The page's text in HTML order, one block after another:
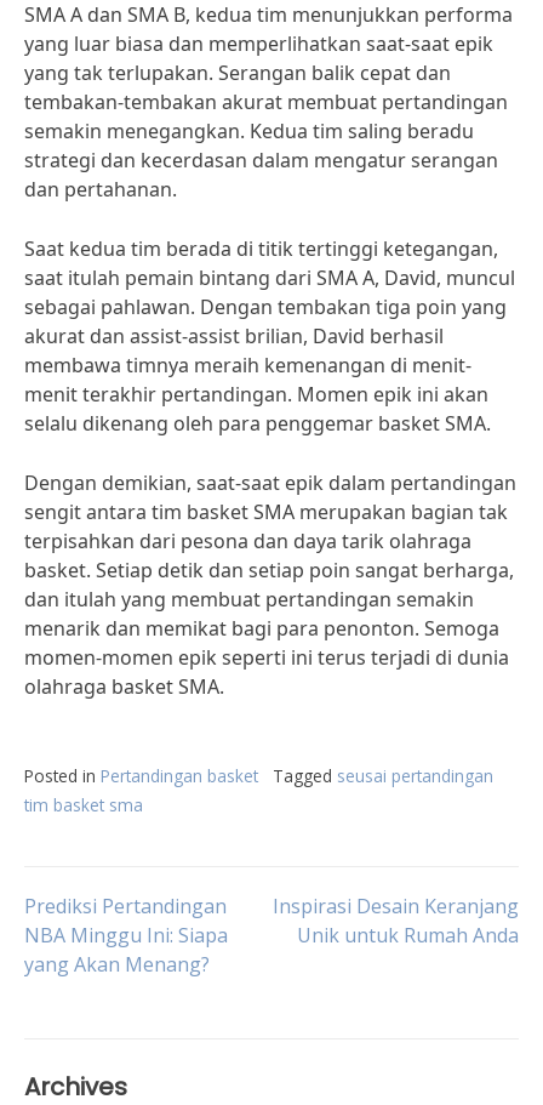
SMA A dan SMA B, kedua tim menunjukkan performa
yang luar biasa dan memperlihatkan saat-saat epik
yang tak terlupakan. Serangan balik cepat dan
tembakan-tembakan akurat membuat pertandingan
semakin menegangkan. Kedua tim saling beradu
strategi dan kecerdasan dalam mengatur serangan
dan pertahanan.
Saat kedua tim berada di titik tertinggi ketegangan,
saat itulah pemain bintang dari SMA A, David, muncul
sebagai pahlawan. Dengan tembakan tiga poin yang
akurat dan assist-assist brilian, David berhasil
membawa timnya meraih kemenangan di menit-
menit terakhir pertandingan. Momen epik ini akan
selalu dikenang oleh para penggemar basket SMA.
Dengan demikian, saat-saat epik dalam pertandingan
sengit antara tim basket SMA merupakan bagian tak
terpisahkan dari pesona dan daya tarik olahraga
basket. Setiap detik dan setiap poin sangat berharga,
dan itulah yang membuat pertandingan semakin
menarik dan memikat bagi para penonton. Semoga
momen-momen epik seperti ini terus terjadi di dunia
olahraga basket SMA.
Posted in Pertandingan basket Tagged seusai pertandingan
tim basket sma
Post
navigation
Prediksi Pertandingan
NBA Minggu Ini: Siapa
yang Akan Menang?
Inspirasi Desain Keranjang
Unik untuk Rumah Anda
Archives